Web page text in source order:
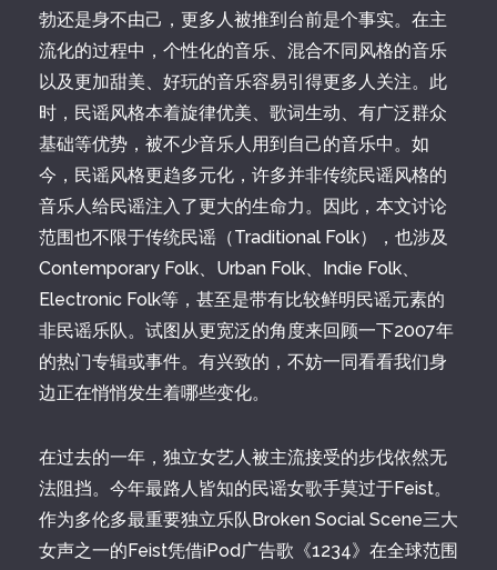
勃还是身不由己，更多人被推到台前是个事实。在主
流化的过程中，个性化的音乐、混合不同风格的音乐
以及更加甜美、好玩的音乐容易引得更多人关注。此
时，民谣风格本着旋律优美、歌词生动、有广泛群众
基础等优势，被不少音乐人用到自己的音乐中。如
今，民谣风格更趋多元化，许多并非传统民谣风格的
音乐人给民谣注入了更大的生命力。因此，本文讨论
范围也不限于传统民谣（Traditional Folk），也涉及
Contemporary Folk、Urban Folk、Indie Folk、
Electronic Folk等，甚至是带有比较鲜明民谣元素的
非民谣乐队。试图从更宽泛的角度来回顾一下2007年
的热门专辑或事件。有兴致的，不妨一同看看我们身
边正在悄悄发生着哪些变化。
在过去的一年，独立女艺人被主流接受的步伐依然无
法阻挡。今年最路人皆知的民谣女歌手莫过于Feist。
作为多伦多最重要独立乐队Broken Social Scene三大
女声之一的Feist凭借iPod广告歌《1234》在全球范围